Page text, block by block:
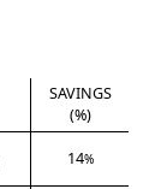
SAVINGS
(%)
14%